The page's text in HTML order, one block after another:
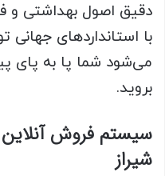
دقیق اصول بهداشتی و
با استانداردهای
می‌شود شما پا به پای
بروید.
سیستم فروش آنلاین
شیراز